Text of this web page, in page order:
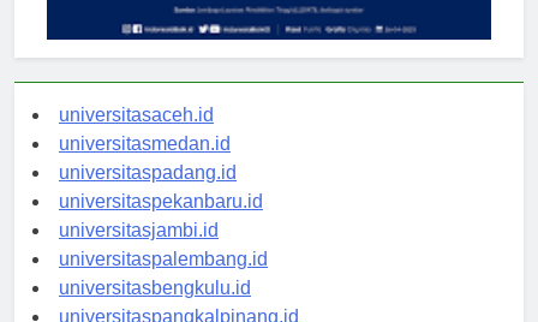
universitasaceh.id
universitasmedan.id
universitaspadang.id
universitaspekanbaru.id
universitasjambi.id
universitaspalembang.id
universitasbengkulu.id